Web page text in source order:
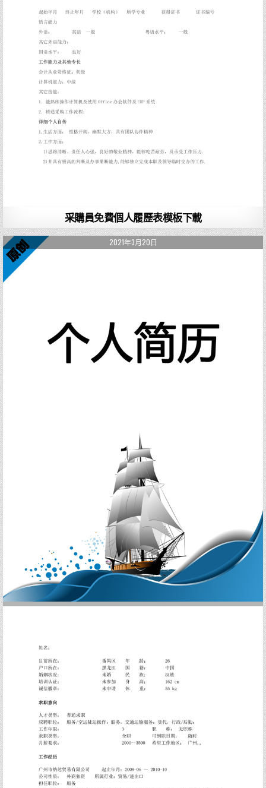
采購員免費個人履歷表模板下載
2021年3月20日